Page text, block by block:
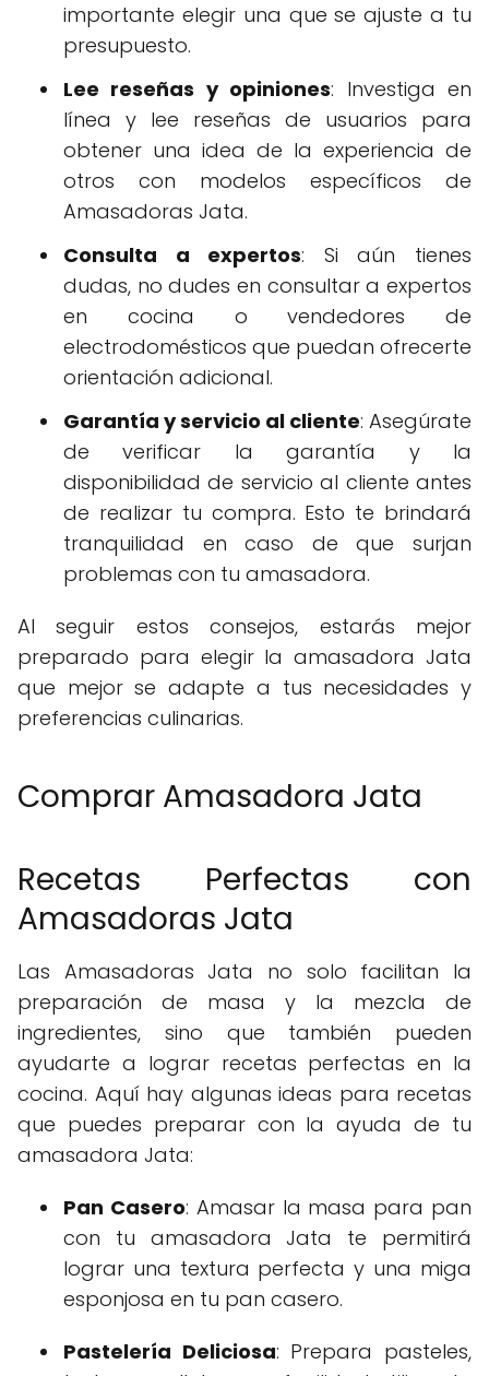
importante elegir una que se ajuste a tu
presupuesto.
Lee reseñas y opiniones: Investiga en
línea y lee reseñas de usuarios para
obtener una idea de la experiencia de
otros con modelos específicos de
Amasadoras Jata.
Consulta a expertos: Si aún tienes
dudas, no dudes en consultar a expertos
en cocina o vendedores de
electrodomésticos que puedan ofrecerte
orientación adicional.
Garantía y servicio al cliente: Asegúrate
de verificar la garantía y la
disponibilidad de servicio al cliente antes
de realizar tu compra. Esto te brindará
tranquilidad en caso de que surjan
problemas con tu amasadora.
Al seguir estos consejos, estarás mejor
preparado para elegir la amasadora Jata
que mejor se adapte a tus necesidades y
preferencias culinarias.
Comprar Amasadora Jata
Recetas Perfectas con
Amasadoras Jata
Las Amasadoras Jata no solo facilitan la
preparación de masa y la mezcla de
ingredientes, sino que también pueden
ayudarte a lograr recetas perfectas en la
cocina. Aquí hay algunas ideas para recetas
que puedes preparar con la ayuda de tu
amasadora Jata:
Pan Casero: Amasar la masa para pan
con tu amasadora Jata te permitirá
lograr una textura perfecta y una miga
esponjosa en tu pan casero.
Pastelería Deliciosa: Prepara pasteles,